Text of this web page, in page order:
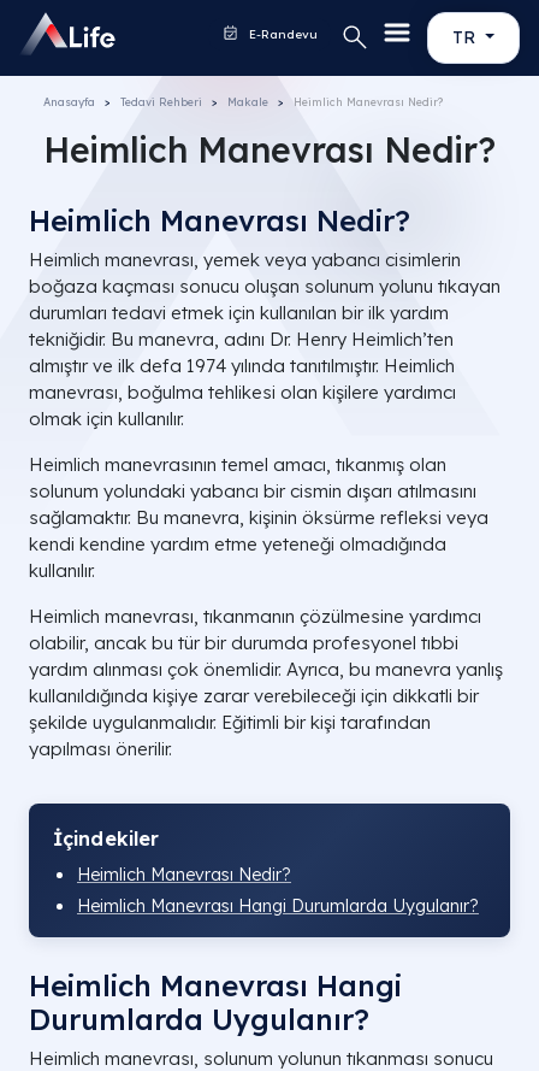
TR
E-Randevu
Anasayfa Tedavi Rehberi Makale Heimlich Manevrası Nedir?
Heimlich Manevrası Nedir?
Heimlich Manevrası Nedir?
Heimlich manevrası, yemek veya yabancı cisimlerin
boğaza kaçması sonucu oluşan solunum yolunu tıkayan
durumları tedavi etmek için kullanılan bir ilk yardım
tekniğidir. Bu manevra, adını Dr. Henry Heimlich’ten
almıştır ve ilk defa 1974 yılında tanıtılmıştır. Heimlich
manevrası, boğulma tehlikesi olan kişilere yardımcı
olmak için kullanılır.
Heimlich manevrasının temel amacı, tıkanmış olan
solunum yolundaki yabancı bir cismin dışarı atılmasını
sağlamaktır. Bu manevra, kişinin öksürme refleksi veya
kendi kendine yardım etme yeteneği olmadığında
kullanılır.
Heimlich manevrası, tıkanmanın çözülmesine yardımcı
olabilir, ancak bu tür bir durumda profesyonel tıbbi
yardım alınması çok önemlidir. Ayrıca, bu manevra yanlış
kullanıldığında kişiye zarar verebileceği için dikkatli bir
şekilde uygulanmalıdır. Eğitimli bir kişi tarafından
yapılması önerilir.
İçindekiler
Heimlich Manevrası Nedir?
Heimlich Manevrası Hangi Durumlarda Uygulanır?
Heimlich Manevrası Hangi
Durumlarda Uygulanır?
Heimlich manevrası, solunum yolunun tıkanması sonucu